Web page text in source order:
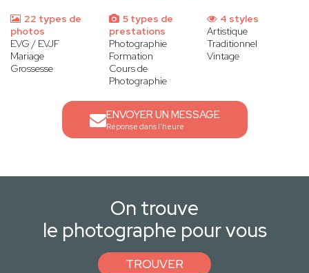
22 types de
photos
EVG / EVJF
Mariage
Grossesse
5 types de
prestations
Photographie
Formation
Cours de
Photographie
4 styles
Artistique
Traditionnel
Vintage
ENVOYER UN MESSAGE
Réponse dans l'heure
On trouve
le photographe pour vous
TROUVER